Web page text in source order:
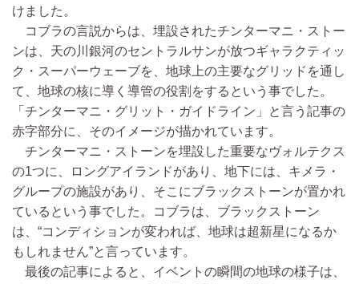
けました。
コブラの言説からは、埋設されたチンターマニ・ストー
ンは、天の川銀河のセントラルサンが放つギャラクティッ
ク・スーパーウェーブを、地球上の主要なグリッドを通し
て、地球の核に導く導管の役割をするという事でした。
「チンターマニ・グリット・ガイドライン」と言う記事の
赤字部分に、そのイメージが描かれています。
チンターマニ・ストーンを埋設した重要なヴォルテクス
の1つに、ロングアイランドがあり、地下には、キメラ・
グループの施設があり、そこにブラックストーンが置かれ
ているという事でした。コブラは、ブラックストーン
は、“コンディションが変われば、地球は超新星になるか
もしれません”と言っています。
最後の記事によると、イベントの瞬間の地球の様子は、